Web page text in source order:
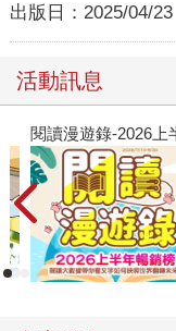
出版日： 2025/04/23
活動訊息
閱讀漫遊錄-2026上